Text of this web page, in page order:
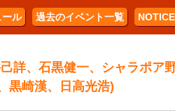
ール 過去のイベント一覧
詳、石黒健一、シャラポア
黒崎漢、日高光浩)